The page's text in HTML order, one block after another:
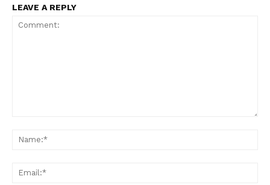
LEAVE A REPLY